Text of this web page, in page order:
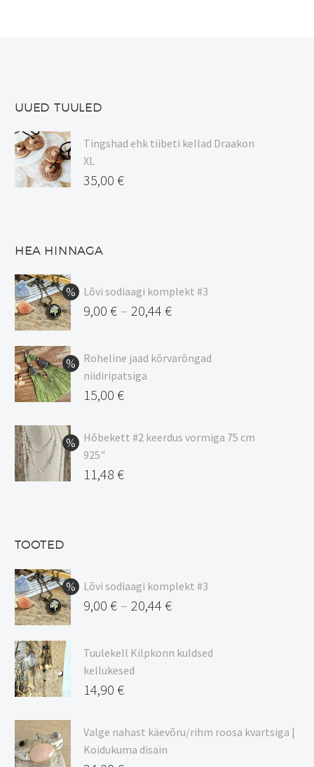
UUED TUULED
Tingshad ehk tiibeti kellad Draakon
XL
35,00 €
HEA HINNAGA
Lõvi sodiaagi komplekt #3
9,00 € – 20,44 €
9,00 €
kuni
20,44 €
Roheline jaad kõrvarõngad
niidiripatsiga
Algne
oli:
17,00 €.
15,00 €
hind
on:
15,00 €.
Hõbekett #2 keerdus vormiga 75 cm
925"
Algne
11,48 €
TOOTED
Lõvi sodiaagi komplekt #3
9,00 € – 20,44 €
9,00 €
kuni
20,44 €
Tuulekell Kilpkonn kuldsed
kellukesed
14,90 €
Valge nahast käevõru/rihm roosa kvartsiga |
Koidukuma disain